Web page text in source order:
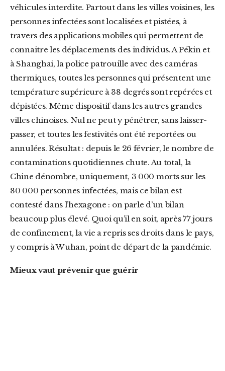
véhicules interdite. Partout dans les villes voisines, les
personnes infectées sont localisées et pistées, à
travers des applications mobiles qui permettent de
connaitre les déplacements des individus. A Pékin et
à Shanghai, la police patrouille avec des caméras
thermiques, toutes les personnes qui présentent une
température supérieure à 38 degrés sont repérées et
dépistées. Même dispositif dans les autres grandes
villes chinoises. Nul ne peut y pénétrer, sans laisser-
passer, et toutes les festivités ont été reportées ou
annulées. Résultat : depuis le 26 février, le nombre de
contaminations quotidiennes chute. Au total, la
Chine dénombre, uniquement, 3 000 morts sur les
80 000 personnes infectées, mais ce bilan est
contesté dans l’hexagone : on parle d’un bilan
beaucoup plus élevé. Quoi qu’il en soit, après 77 jours
de confinement, la vie a repris ses droits dans le pays,
y compris à Wuhan, point de départ de la pandémie.
Mieux vaut prévenir que guérir